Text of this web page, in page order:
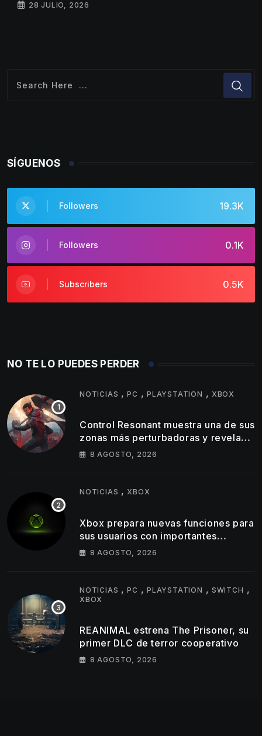
28 JULIO, 2026
SÍGUENOS
19.3K
Followers
0.1K
Followers
0.5K
Subscribers
NO TE LO PUEDES PERDER
NOTICIAS ,PC ,PLAYSTATION , XBOX
Control Resonant muestra una de sus
zonas más perturbadoras y revela
nuevos detalles de su gameplay
8 AGOSTO, 2026
NOTICIAS ,XBOX
Xbox prepara nuevas funciones para
sus usuarios con importantes
cambios en capturas y logros
8 AGOSTO, 2026
NOTICIAS ,PC ,PLAYSTATION , SWITCH ,
XBOX
REANIMAL estrena The Prisoner, su
primer DLC de terror cooperativo
8 AGOSTO, 2026